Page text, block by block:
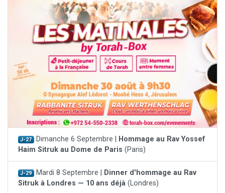
J-27 Dimanche 6 Septembre |
Hommage au Rav Yossef
Haim Sitruk au Dome de Paris (Paris)
J-29 Mardi 8 Septembre |
Dinner d'hommage au Rav
Sitruk à Londres — 10 ans déjà (Londres)